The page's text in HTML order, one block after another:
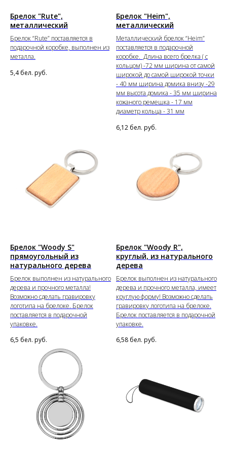
Брелок "Rute",
металлический
Брелок “Rute” поставляется в
подарочной коробке, выполнен из
металла.
5,4 бел. руб.
Брелок "Heim",
металлический
Металлический брелок “Heim”
поставляется в подарочной
коробке. Длина всего брелка ( с
кольцом) -72 мм ширина от самой
широкой до самой широкой точки
- 40 мм ширина домика внизу -29
мм высота домика - 35 мм ширина
кожаного ремешка - 17 мм
диаметр кольца - 31 мм
6,12 бел. руб.
Брелок "Woody S"
прямоугольный из
натурального дерева
Брелок выполнен из натурального
дерева и прочного металла!
Возможно сделать гравировку
логотипа на брелоке. Брелок
поставляется в подарочной
упаковке.
6,5 бел. руб.
Брелок "Woody R",
круглый, из натурального
дерева
Брелок выполнен из натурального
дерева и прочного металла, имеет
круглую форму! Возможно сделать
гравировку логотипа на брелоке.
Брелок поставляется в подарочной
упаковке.
6,58 бел. руб.